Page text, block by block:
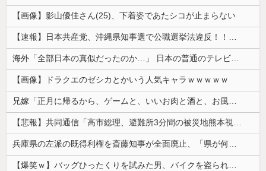
【画像】影山優佳さん(25)、下着姿であたシコが止まらない
【速報】日本共産党、沖縄県知事選で公職選挙法違反！！！ 110番通報されても辞全くめない件
海外「全部日本の真似だったのか…」 日本の普通のテレビ番組が最新SNSの数十年先を行っていたと話題に
【画像】ドラクエのゼシカとかいう人気キャラｗｗｗｗｗ
兄嫁「正月に帰るから、ゲームと、いいお肉と酒と、お風呂グッズの準備しとけよ」寝起きの私「知るかボケ」兄嫁「キィィィィー！！！！」私「あ…」
【悲報】共同通信「高市総理、避難所3分間の被災地熊本視察動画に批判！」 → 内閣報道官「避難所視察は51分間！大変な状況の中で、1時間近く受け入れていただき、感謝！」
兵庫県の左派の既得利権を斎藤知事が全面廃止、「県が何をするねん？」と存在意義そのものが不明で……
【爆笑ｗ】バッグひったくりを試みた男、バイクを盗られる！